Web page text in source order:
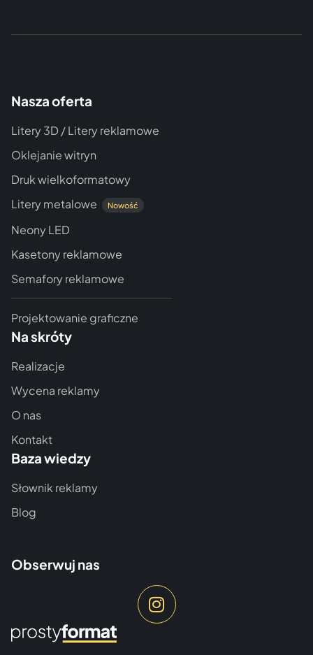
Nasza oferta
Litery 3D / Litery reklamowe
Oklejanie witryn
Druk wielkoformatowy
Litery metalowe
Nowość
Neony LED
Kasetony reklamowe
Semafory reklamowe
Projektowanie graficzne
Na skróty
Realizacje
Wycena reklamy
O nas
Kontakt
Baza wiedzy
Słownik reklamy
Blog
Obserwuj nas